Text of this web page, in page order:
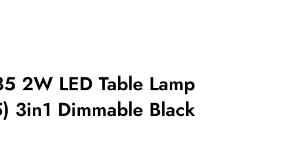
2W LED Table Lamp
3in1 Dimmable Black